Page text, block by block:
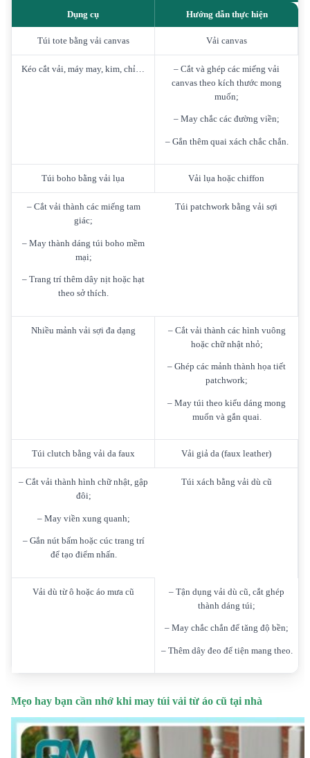
Dụng cụ Hướng dẫn thực hiện
Túi tote bằng vải canvas Vải canvas
Kéo cắt vải, máy may, kim, chỉ…
– Cắt và ghép các miếng vải
canvas theo kích thước mong
muốn;
– May chắc các đường viền;
– Gắn thêm quai xách chắc chắn.
Túi boho bằng vải lụa Vải lụa hoặc chiffon
– Cắt vải thành các miếng tam
giác;
– May thành dáng túi boho mềm
mại;
– Trang trí thêm dây nịt hoặc hạt
theo sở thích.
Túi patchwork bằng vải sợi
Nhiều mảnh vải sợi đa dạng
– Cắt vải thành các hình vuông
hoặc chữ nhật nhỏ;
– Ghép các mảnh thành họa tiết
patchwork;
– May túi theo kiểu dáng mong
muốn và gắn quai.
Túi clutch bằng vải da faux Vải giả da (faux leather)
– Cắt vải thành hình chữ nhật, gập
đôi;
– May viền xung quanh;
– Gắn nút bấm hoặc cúc trang trí
để tạo điểm nhấn.
Túi xách bằng vải dù cũ
Vải dù từ ô hoặc áo mưa cũ
– Tận dụng vải dù cũ, cắt ghép
thành dáng túi;
– May chắc chắn để tăng độ bền;
– Thêm dây đeo để tiện mang theo.
Mẹo hay bạn cần nhớ khi may túi vải từ áo cũ tại nhà